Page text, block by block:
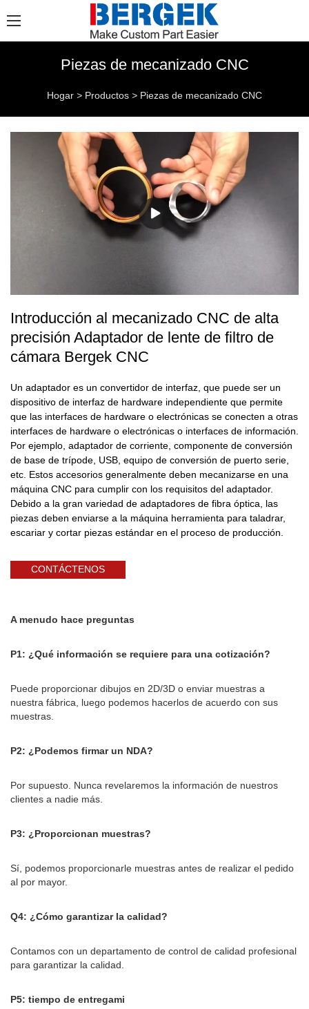
Piezas de mecanizado CNC
Hogar > Productos > Piezas de mecanizado CNC
Introducción al mecanizado CNC de alta
precisión Adaptador de lente de filtro de
cámara Bergek CNC
Un adaptador es un convertidor de interfaz, que puede ser un
dispositivo de interfaz de hardware independiente que permite
que las interfaces de hardware o electrónicas se conecten a otras
interfaces de hardware o electrónicas o interfaces de información.
Por ejemplo, adaptador de corriente, componente de conversión
de base de trípode, USB, equipo de conversión de puerto serie,
etc. Estos accesorios generalmente deben mecanizarse en una
máquina CNC para cumplir con los requisitos del adaptador.
Debido a la gran variedad de adaptadores de fibra óptica, las
piezas deben enviarse a la máquina herramienta para taladrar,
escariar y cortar piezas estándar en el proceso de producción.
CONTÁCTENOS
A menudo hace preguntas
P1: ¿Qué información se requiere para una cotización?
Puede proporcionar dibujos en 2D/3D o enviar muestras a
nuestra fábrica, luego podemos hacerlos de acuerdo con sus
muestras.
P2: ¿Podemos firmar un NDA?
Por supuesto. Nunca revelaremos la información de nuestros
clientes a nadie más.
P3: ¿Proporcionan muestras?
Sí, podemos proporcionarle muestras antes de realizar el pedido
al por mayor.
Q4: ¿Cómo garantizar la calidad?
Contamos con un departamento de control de calidad profesional
para garantizar la calidad.
P5: tiempo de entregami